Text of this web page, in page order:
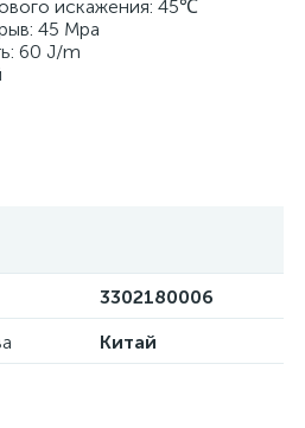
искажения: 45℃
45 Mpa
60 J/m
3302180006
Китай